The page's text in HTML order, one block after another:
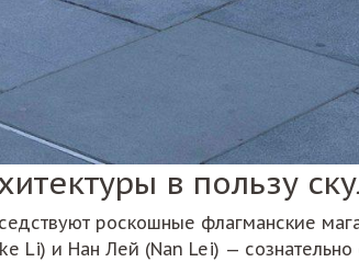
в пользу
роскошные флагманские
и Нан Лей (Nan Lei) — сознательно